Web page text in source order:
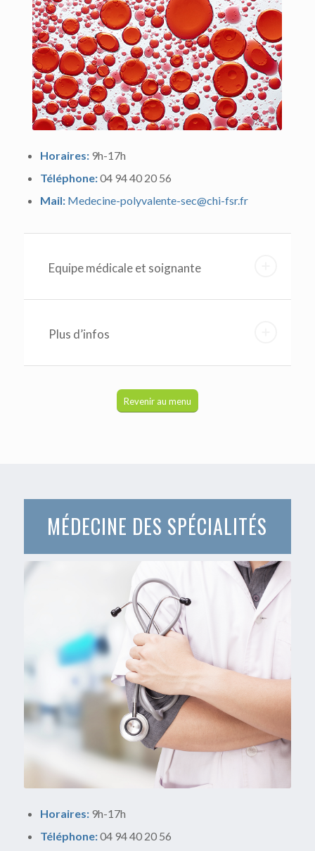
Horaires:9h-17h
Téléphone:04 94 40 20 56
Mail: Medecine-polyvalente-sec@chi-fsr.fr
Equipe médicale et soignante
Plus d’infos
Revenir au menu
MÉDECINE DES SPÉCIALITÉS
Horaires:9h-17h
Téléphone:04 94 40 20 56